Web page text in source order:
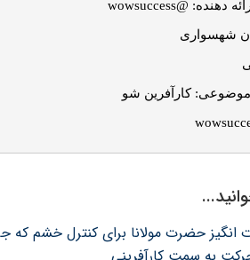
انگیز حضرت مولانا برای کنترل خشم که